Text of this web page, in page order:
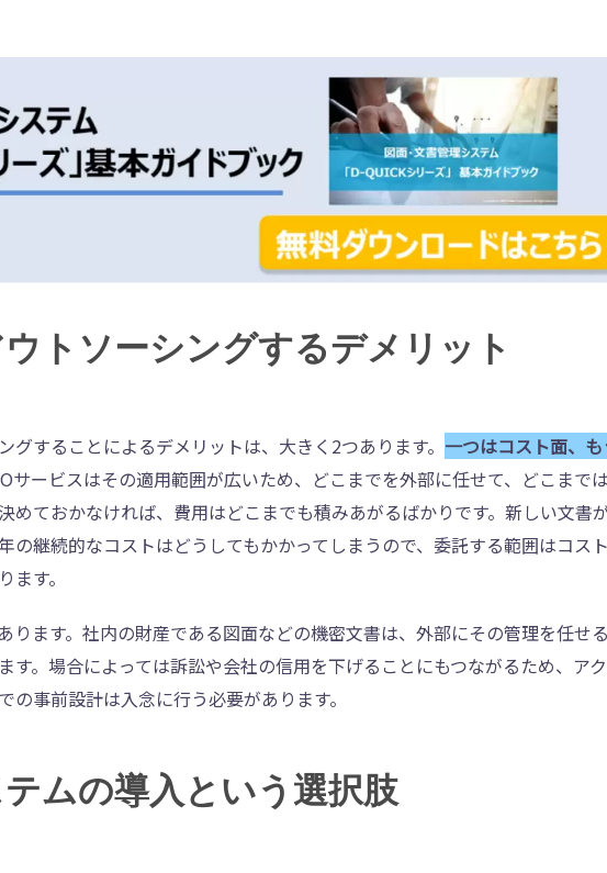
トソーシングするデメリット
グすることによるデメリットは、大きく2つあります。 一つはコスト面、
サービスはその適用範囲が広いため、どこまでを外部に任せて、どこまで
めておかなければ、費用はどこまでも積みあがるばかりです。新しい文書
の継続的なコストはどうしてもかかってしまうので、委託する範囲はコス
す。
ります。社内の財産である図面などの機密文書は、外部にその管理を任せ
す。場合によっては訴訟や会社の信用を下げることにもつながるため、ア
事前設計は入念に行う必要があります。
ムの導入という選択肢